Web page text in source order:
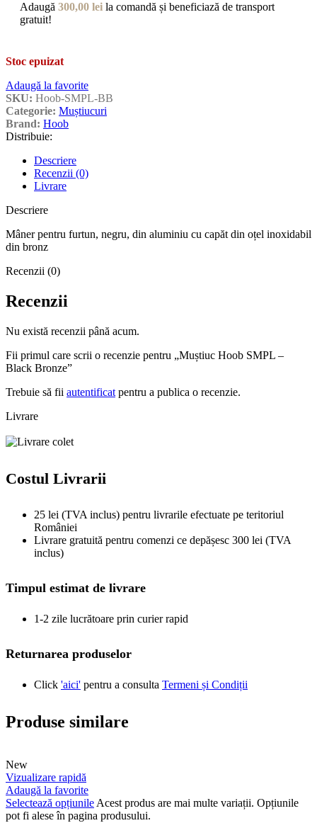
Adaugă 300,00 lei la comandă și beneficiază de transport
gratuit!
Stoc epuizat
Adaugă la favorite
SKU: Hoob-SMPL-BB
Categorie: Muștiucuri
Brand: Hoob
Distribuie:
Descriere
Recenzii (0)
Livrare
Descriere
Mâner pentru furtun, negru, din aluminiu cu capăt din oțel inoxidabil
din bronz
Recenzii (0)
Recenzii
Nu există recenzii până acum.
Fii primul care scrii o recenzie pentru „Muștiuc Hoob SMPL –
Black Bronze”
Trebuie să fii autentificat pentru a publica o recenzie.
Livrare
Costul Livrarii
25 lei (TVA inclus) pentru livrarile efectuate pe teritoriul
României
Livrare gratuită pentru comenzi ce depășesc 300 lei (TVA
inclus)
Timpul estimat de livrare
1-2 zile lucrătoare prin curier rapid
Returnarea produselor
Click 'aici' pentru a consulta Termeni și Condiții
Produse similare
New
Vizualizare rapidă
Adaugă la favorite
Selectează opțiunile Acest produs are mai multe variații. Opțiunile
pot fi alese în pagina produsului.